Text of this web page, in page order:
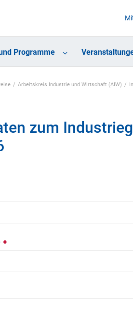
Programme
Arbeitskreis Industrie und Wirtschaft (AIW)
zum